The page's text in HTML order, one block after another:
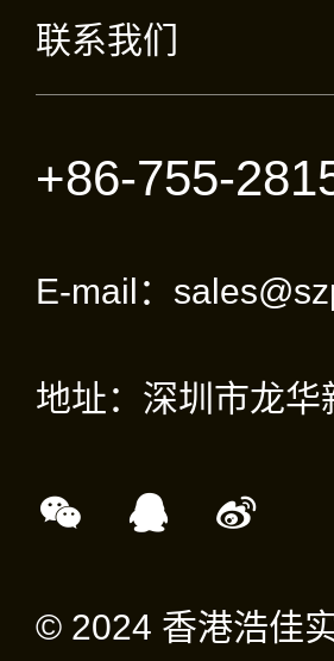
联系我们
+86-755-
E-mail：
地址：深圳市龙
© 2024 香港浩佳